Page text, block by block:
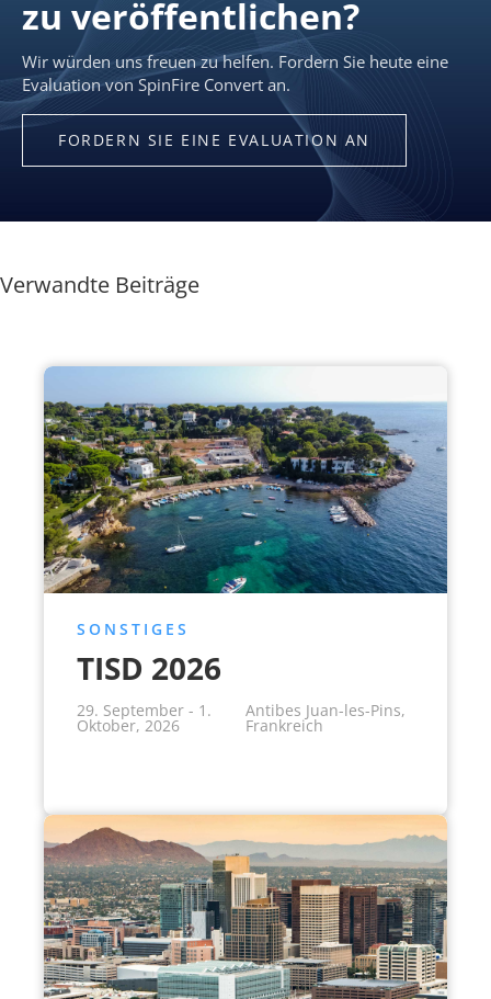
Verwandte Beiträge
SONSTIGES
TISD 2026
29. September - 1.
Oktober, 2026
Antibes Juan-les-Pins,
Frankreich